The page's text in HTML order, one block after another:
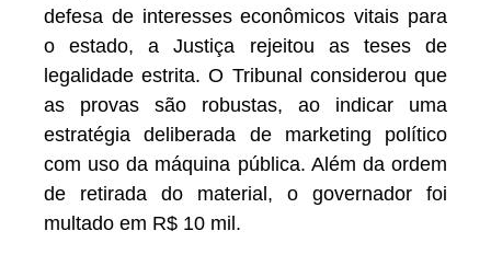
defesa de interesses econômicos vitais para
o estado, a Justiça rejeitou as teses de
legalidade estrita. O Tribunal considerou que
as provas são robustas, ao indicar uma
estratégia deliberada de marketing político
com uso da máquina pública. Além da ordem
de retirada do material, o governador foi
multado em R$ 10 mil.